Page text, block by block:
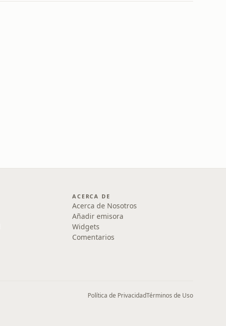
ACERCA DE
Acerca de Nosotros
Añadir emisora
Widgets
Comentarios
Política de PrivacidadTérminos de Uso